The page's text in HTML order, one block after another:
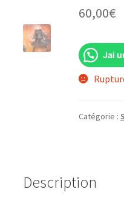
60,00€
Jai
Catégorie :
Description